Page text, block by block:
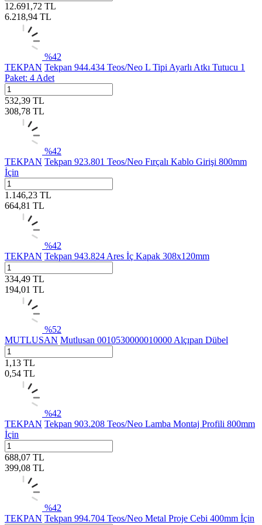
12.691,72 TL
6.218,94 TL
%42
TEKPAN Tekpan 944.434 Teos/Neo L Tipi Ayarlı Atkı Tutucu 1
Paket: 4 Adet
532,39 TL
308,78 TL
%42
TEKPAN Tekpan 923.801 Teos/Neo Fırçalı Kablo Girişi 800mm
İçin
1.146,23 TL
664,81 TL
%42
TEKPAN Tekpan 943.824 Ares İç Kapak 308x120mm
334,49 TL
194,01 TL
%52
MUTLUSAN Mutlusan 0010530000010000 Alçıpan Dübel
1,13 TL
0,54 TL
%42
TEKPAN Tekpan 903.208 Teos/Neo Lamba Montaj Profili 800mm
İçin
688,07 TL
399,08 TL
%42
TEKPAN Tekpan 994.704 Teos/Neo Metal Proje Cebi 400mm İçin